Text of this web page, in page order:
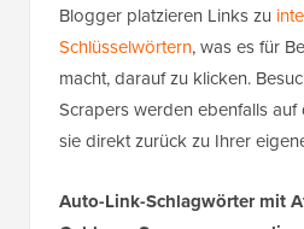
Blogger platzieren Links zu
Schlüsselwörtern, was es für
macht, darauf zu klicken.
Scrapers werden ebenfalls
sie direkt zurück zu Ihrer
Auto-Link-Schlagwörter mit